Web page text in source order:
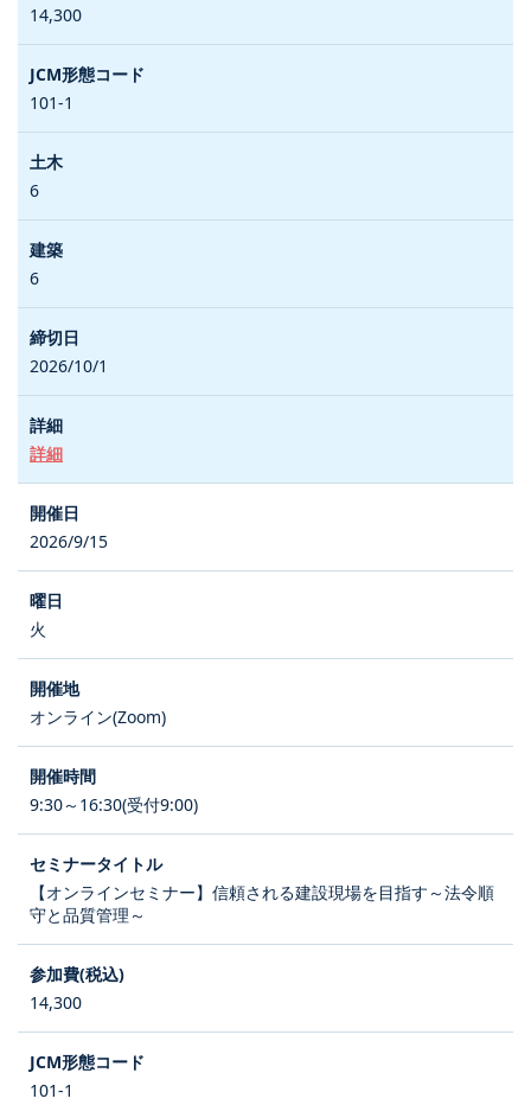
14,300
101-1
6
6
2026/10/1
詳細
2026/9/15
火
オンライン(Zoom)
9:30～16:30(受付9:00)
【オンラインセミナー】信頼される建設現場を目指す～法令順
守と品質管理～
14,300
101-1